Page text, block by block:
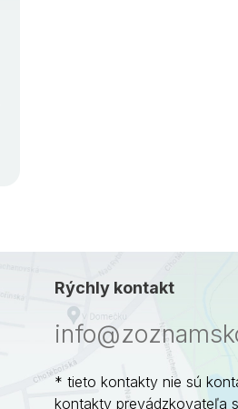
Rýchly kontakt
* tieto kontakty nie sú
kontakty prevádzkovateľa